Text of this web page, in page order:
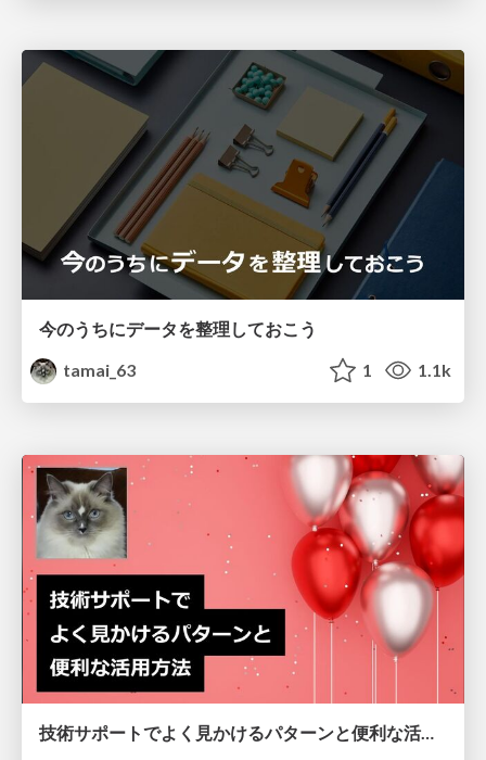
今のうちにデータを整理しておこう
tamai_63
1 1.1k
技術サポートでよく見かけるパターンと便利な活用方法